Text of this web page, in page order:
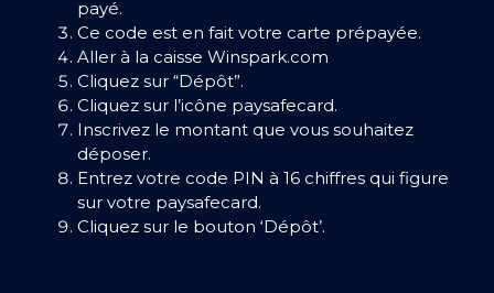
payé.
Ce code est en fait votre carte prépayée.
Aller à la caisse Winspark.com
Cliquez sur “Dépôt”.
Cliquez sur l’icône paysafecard.
Inscrivez le montant que vous souhaitez
déposer.
Entrez votre code PIN à 16 chiffres qui figure
sur votre paysafecard.
Cliquez sur le bouton ‘Dépôt’.